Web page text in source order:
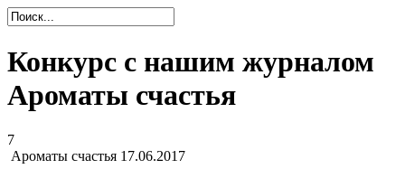
Конкурс с нашим журналом
Ароматы счастья
7
Ароматы счастья 17.06.2017